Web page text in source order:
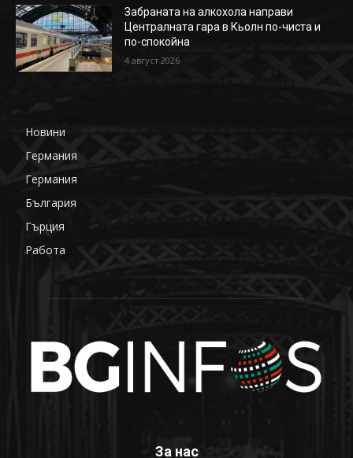
Забраната на алкохола направи
Централната гара в Кьолн по-чиста и
по-спокойна
4 август 2026
Новини
Германия
Германия
България
Гърция
Работа
За нас